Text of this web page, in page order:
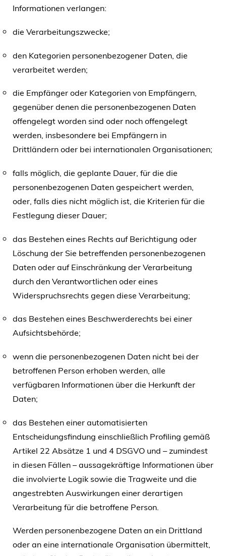
Informationen verlangen:
die Verarbeitungszwecke;
den Kategorien personenbezogener Daten, die
verarbeitet werden;
die Empfänger oder Kategorien von Empfängern,
gegenüber denen die personenbezogenen Daten
offengelegt worden sind oder noch offengelegt
werden, insbesondere bei Empfängern in
Drittländern oder bei internationalen Organisationen;
falls möglich, die geplante Dauer, für die die
personenbezogenen Daten gespeichert werden,
oder, falls dies nicht möglich ist, die Kriterien für die
Festlegung dieser Dauer;
das Bestehen eines Rechts auf Berichtigung oder
Löschung der Sie betreffenden personenbezogenen
Daten oder auf Einschränkung der Verarbeitung
durch den Verantwortlichen oder eines
Widerspruchsrechts gegen diese Verarbeitung;
das Bestehen eines Beschwerderechts bei einer
Aufsichtsbehörde;
wenn die personenbezogenen Daten nicht bei der
betroffenen Person erhoben werden, alle
verfügbaren Informationen über die Herkunft der
Daten;
das Bestehen einer automatisierten
Entscheidungsfindung einschließlich Profiling gemäß
Artikel 22 Absätze 1 und 4 DSGVO und – zumindest
in diesen Fällen – aussagekräftige Informationen über
die involvierte Logik sowie die Tragweite und die
angestrebten Auswirkungen einer derartigen
Verarbeitung für die betroffene Person.
Werden personenbezogene Daten an ein Drittland
oder an eine internationale Organisation übermittelt,